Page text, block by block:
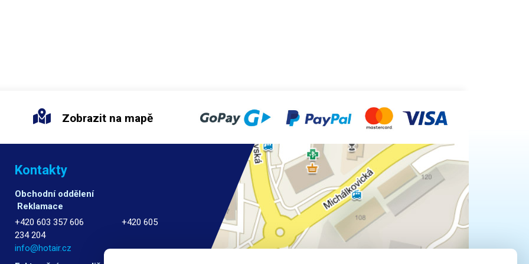
Zobrazit na mapě
Kontakty
Obchodní oddělení
Reklamace
+420 603 357 606 +420 605
234 204
info@hotair.cz